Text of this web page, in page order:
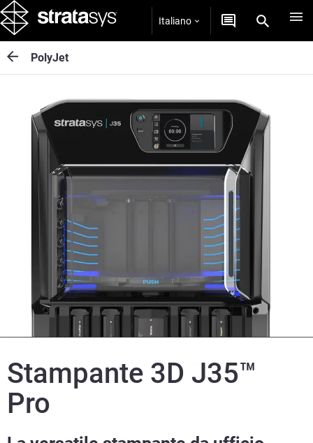
Italiano
PolyJet
Stampante 3D J35™
Pro